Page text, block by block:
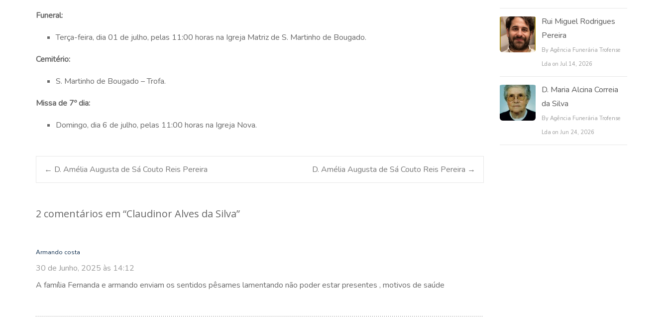
Funeral:
Terça-feira, dia 01 de julho, pelas 11:00 horas na Igreja Matriz de S. Martinho de Bougado.
Cemitério:
S. Martinho de Bougado – Trofa.
Missa de 7º dia:
Domingo, dia 6 de julho, pelas 11:00 horas na Igreja Nova.
Post
navigation
← D. Amélia Augusta de Sá Couto Reis Pereira D. Amélia Augusta de Sá Couto Reis Pereira →
2 comentários em “Claudinor Alves da Silva”
Armando costa
30 de Junho, 2025 às 14:12
A família Fernanda e armando enviam os sentidos pêsames lamentando não poder estar presentes , motivos de saúde
Rui Miguel Rodrigues
Pereira
By Agência Funerária Trofense
Lda on Jul 14, 2026
D. Maria Alcina Correia
da Silva
By Agência Funerária Trofense
Lda on Jun 24, 2026